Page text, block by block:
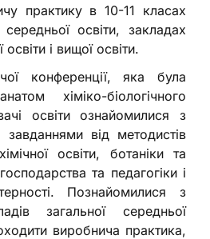
практику в 10-11 класах
середньої освіти, закладах
і вищої освіти.
конференції, яка була
хіміко-біологічного
освіти ознайомилися з
від методистів
освіти, ботаніки та
та педагогіки і
Познайомилися з
загальної середньої
виробнича практика,